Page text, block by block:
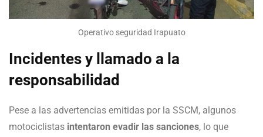
Operativo seguridad Irapuato
Incidentes y llamado a la
responsabilidad
Pese a las advertencias emitidas por la SSCM, algunos
motociclistas intentaron evadir las sanciones, lo que